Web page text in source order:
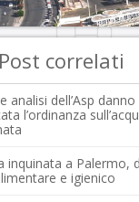
Post correlati
analisi dell’Asp
l’ordinanza
inquinata a Palermo,
e igienico